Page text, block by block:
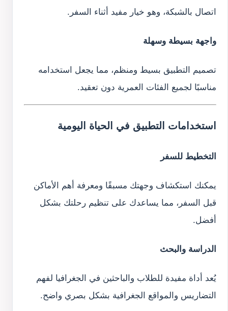
اتصال بالشبكة، وهو خيار مفيد أثناء السفر.
واجهة بسيطة وسهلة
تصميم التطبيق بسيط ومنظم، مما يجعل استخدامه
مناسبًا لجميع الفئات العمرية دون تعقيد.
استخدامات التطبيق في الحياة اليومية
التخطيط للسفر
يمكنك استكشاف وجهتك مسبقًا ومعرفة أهم الأماكن
قبل السفر، مما يساعدك على تنظيم رحلتك بشكل
أفضل.
الدراسة والبحث
يُعد أداة مفيدة للطلاب والباحثين في الجغرافيا لفهم
التضاريس والمواقع الجغرافية بشكل بصري واضح.